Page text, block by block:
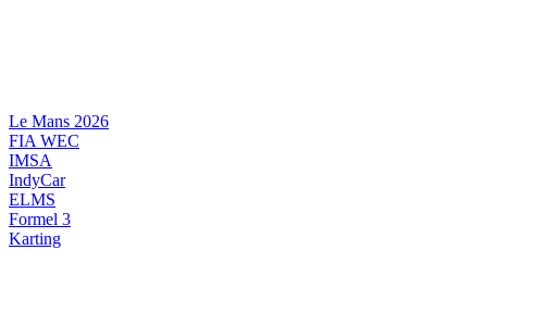
Le Mans 2026
FIA WEC
IMSA
IndyCar
ELMS
Formel 3
Karting